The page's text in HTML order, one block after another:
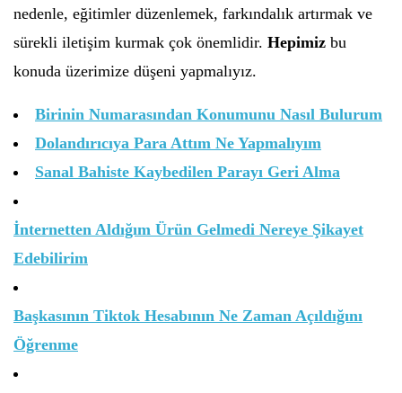
nedenle, eğitimler düzenlemek, farkındalık artırmak ve
sürekli iletişim kurmak çok önemlidir. Hepimiz bu
konuda üzerimize düşeni yapmalıyız.
Birinin Numarasından Konumunu Nasıl Bulurum
Dolandırıcıya Para Attım Ne Yapmalıyım
Sanal Bahiste Kaybedilen Parayı Geri Alma
İnternetten Aldığım Ürün Gelmedi Nereye Şikayet
Edebilirim
Başkasının Tiktok Hesabının Ne Zaman Açıldığını
Öğrenme